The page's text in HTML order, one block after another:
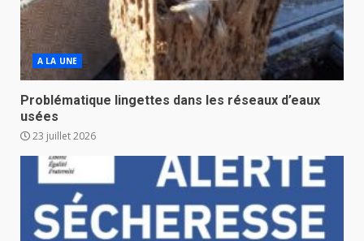
A LA UNE
Problématique lingettes dans les réseaux d’eaux
usées
23 juillet 2026